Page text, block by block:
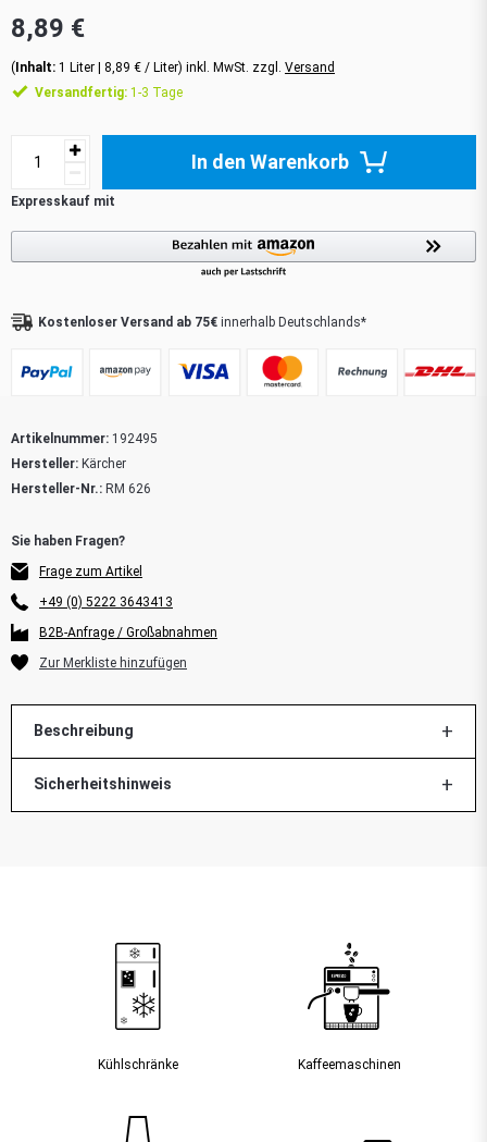
Artikelnummer: 192495
Hersteller: Kärcher
Hersteller-Nr.: RM 626
Frage zum Artikel
+49 (0) 5222 3643413
B2B-Anfrage / Großabnahmen
8,89 €
(Inhalt: 1 Liter | 8,89 € / Liter) inkl. MwSt. zzgl. Versand
Versandfertig: 1-3 Tage
In den Warenkorb
Kostenloser Versand ab 75€ innerhalb Deutschlands*
Beschreibung
Sicherheitshinweis
Kühlschränke Kaffee­maschinen